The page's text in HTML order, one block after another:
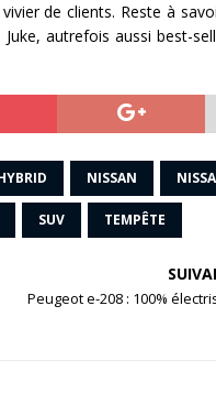
de clients. Reste à
autrefois aussi best-
NISSAN
SUV TEMPÊTE
Peugeot e-208 : 100%